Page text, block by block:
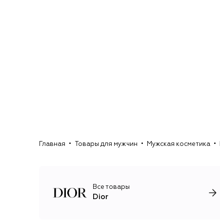
Главная Товары для мужчин Мужская косметика
Все товары
Dior